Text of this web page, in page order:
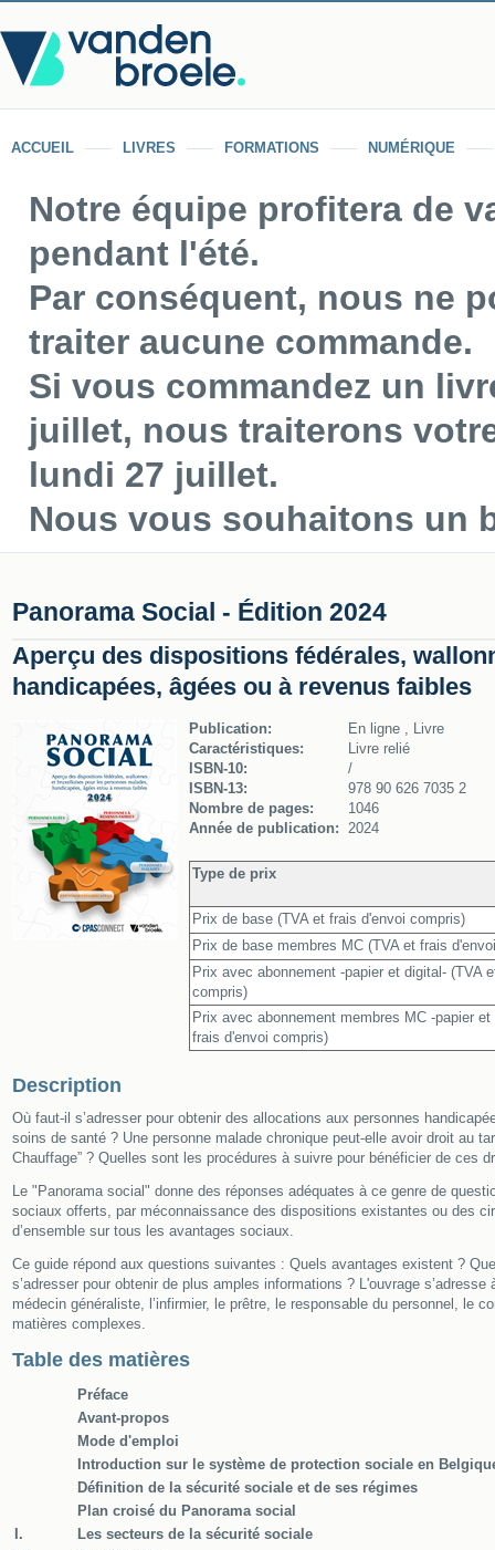
ACCUEIL LIVRES FORMATIONS NUMÉRIQUE
Notre équipe profitera de
pendant l'été.
Par conséquent, nous ne
traiter aucune commande.
Si vous commandez un
juillet, nous traiterons
lundi 27 juillet.
Nous vous souhaitons un
Panorama Social - Édition 2024
Aperçu des dispositions fédérales,
handicapées, âgées ou à revenus faibles
Publication:
En ligne , Livre
Caractéristiques:
Livre relié
ISBN-10:
/
ISBN-13:
978 90 626 7035 2
Nombre de pages:
1046
Année de publication: 2024
Type de prix
Prix de base (TVA et frais d'envoi compris)
Prix de base membres MC (TVA et frais
Prix avec abonnement -papier et digital- (TVA
compris)
Prix avec abonnement membres MC -papier
frais d'envoi compris)
Description
Où faut-il s’adresser pour obtenir des allocations aux personnes
soins de santé ? Une personne malade chronique peut-elle avoir droit au
Chauffage” ? Quelles sont les procédures à suivre pour bénéficier de ces
Le "Panorama social" donne des réponses adéquates à ce genre de
sociaux offerts, par méconnaissance des dispositions existantes ou des
d’ensemble sur tous les avantages sociaux.
Ce guide répond aux questions suivantes : Quels avantages existent ?
s’adresser pour obtenir de plus amples informations ? L'ouvrage
médecin généraliste, l’infirmier, le prêtre, le responsable du personnel, le
matières complexes.
Table des matières
Préface
Avant-propos
Mode d'emploi
Introduction sur le système de protection sociale en
Définition de la sécurité sociale et de ses régimes
Plan croisé du Panorama social
I.
Les secteurs de la sécurité sociale